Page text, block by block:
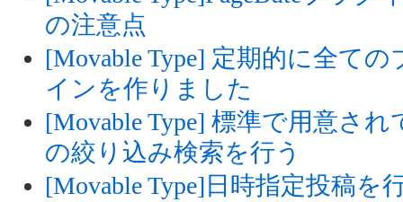
の注意点
[Movable Type] 定期的に全て
インを作りました
[Movable Type] 標準で用意さ
の絞り込み検索を行う
[Movable Type]日時指定投稿を